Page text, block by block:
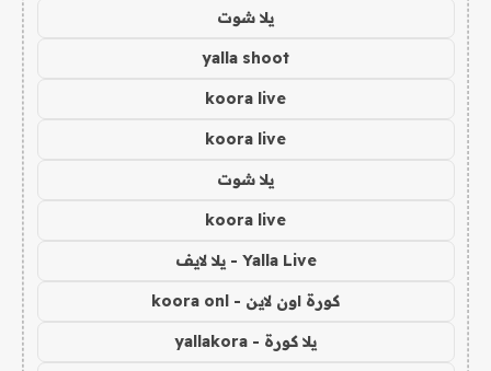
يلا شوت
yalla shoot
koora live
koora live
يلا شوت
koora live
Yalla Live - يلا لايف
كورة اون لاين - koora onl
يلا كورة - yallakora